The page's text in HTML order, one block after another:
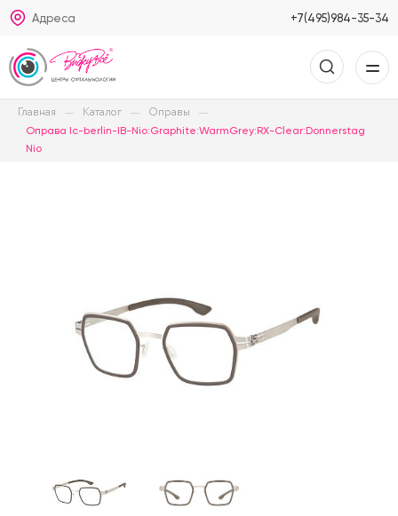
Адреса +7(495)984-35-34
Главная Каталог Оправы
Оправа Ic-berlin-IB-Nio:Graphite:WarmGrey:RX-Clear:Donnerstag
Nio